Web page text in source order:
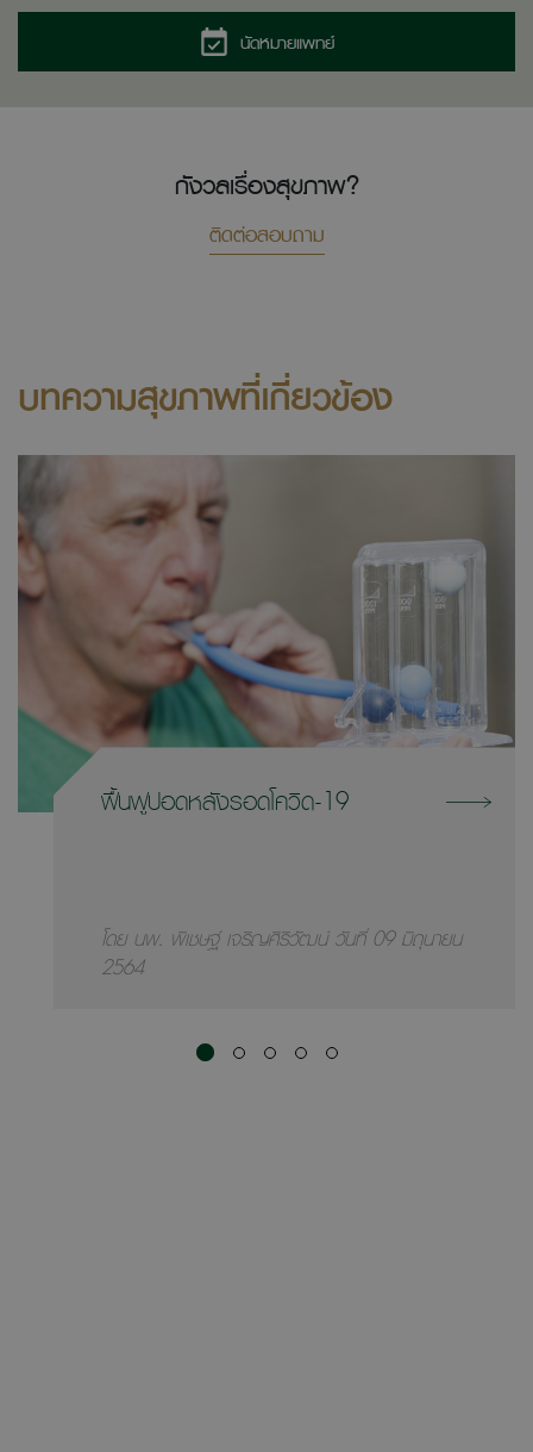
นัดหมายแพทย์
กังวลเรื่องสุขภาพ?
ติดต่อสอบถาม
บทความสุขภาพที่เกี่ยวข้อง
ฟื้นฟูปอดหลังรอดโควิด-19
โดย นพ. พิเชษฐ์ เจริญศิริวัฒน์ วันที่ 09 มิถุนายน
2564